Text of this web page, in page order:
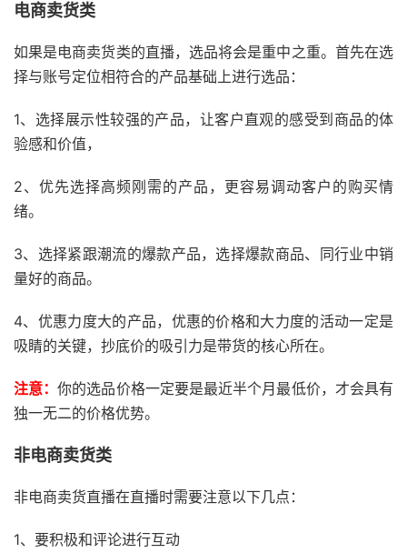
电商卖货类
如果是电商卖货类的直播，选品将会是重中之重。首先在选
择与账号定位相符合的产品基础上进行选品：
1、选择展示性较强的产品，让客户直观的感受到商品的体
验感和价值，
2、优先选择高频刚需的产品，更容易调动客户的购买情
绪。
3、选择紧跟潮流的爆款产品，选择爆款商品、同行业中销
量好的商品。
4、优惠力度大的产品，优惠的价格和大力度的活动一定是
吸睛的关键，抄底价的吸引力是带货的核心所在。
注意：你的选品价格一定要是最近半个月最低价，才会具有
独一无二的价格优势。
非电商卖货类
非电商卖货直播在直播时需要注意以下几点：
1、要积极和评论进行互动